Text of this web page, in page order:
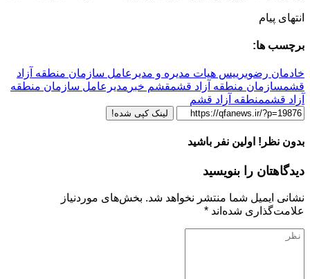
انتهای پیام
برچسب ها:
خادمان رضویرییس هیات مدیره و مدیرعامل سازمان منطقه آزاد
قشمسازمان منطقه آزاد قشمقشم خبر مدیرعامل سازمان منطقه
آزاد قشممنطقه آزاد قشم
لینک کپی شده!
بدون نظر! اولین نفر باشید
دیدگاهتان را بنویسید
نشانی ایمیل شما منتشر نخواهد شد. بخش‌های موردنیاز
علامت‌گذاری شده‌اند *